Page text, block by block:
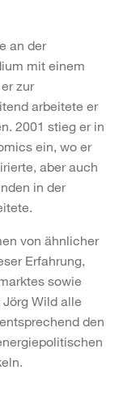
an der
mit einem
zur
arbeitete er
2001 stieg er in
ein, wo er
aber auch
in der
von ähnlicher
Erfahrung,
sowie
Wild alle
den